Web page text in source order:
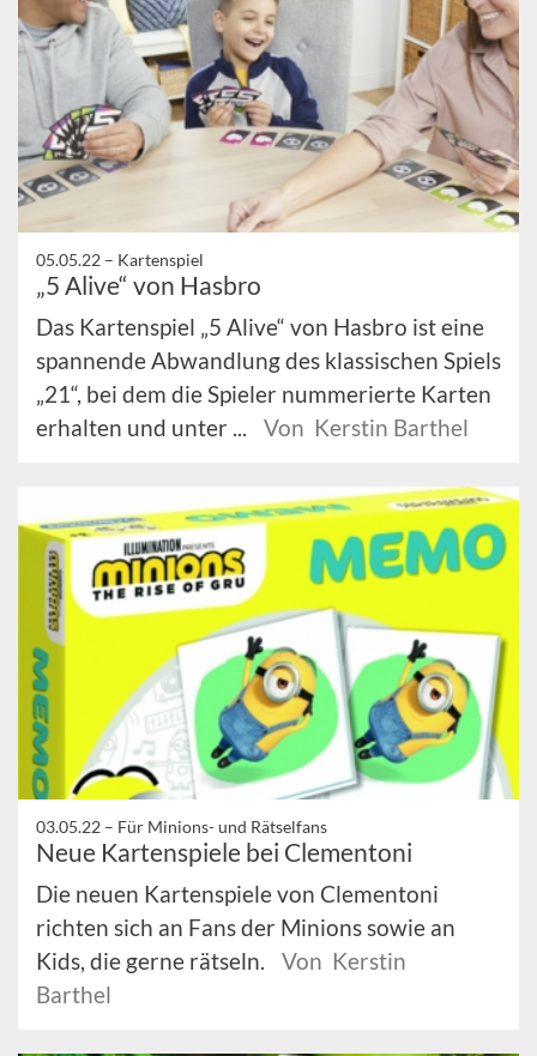
05.05.22 – Kartenspiel
„5 Alive“ von Hasbro
Das Kartenspiel „5 Alive“ von Hasbro ist eine
spannende Abwandlung des klassischen Spiels
„21“, bei dem die Spieler nummerierte Karten
erhalten und unter ...
Von Kerstin Barthel
03.05.22 – Für Minions- und Rätselfans
Neue Kartenspiele bei Clementoni
Die neuen Kartenspiele von Clementoni
richten sich an Fans der Minions sowie an
Kids, die gerne rätseln.
Von Kerstin
Barthel